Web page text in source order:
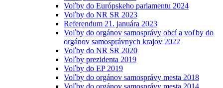
Voľby do Európskeho parlamentu 2024
Voľby do NR SR 2023
Referendum 21. januára 2023
Voľby do orgánov samosprávy obcí a voľby do
orgánov samosprávnych krajov 2022
Voľby do NR SR 2020
Voľby prezidenta 2019
Voľby do EP 2019
Voľby do orgánov samosprávy mesta 2018